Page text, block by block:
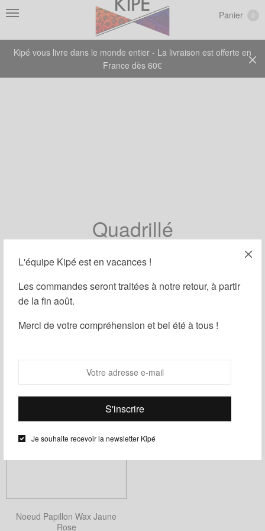
L'équipe Kipé est en vacances !
Les commandes seront traitées à notre retour, à partir
de la fin août.
Merci de votre compréhension et bel été à tous !
Je souhaite recevoir la newsletter Kipé
Kipé vous livre dans le monde entier - La livraison est offerte en
France dès 60€
Panier
Quadrillé
Filtrer
Noeud Papillon Wax Jaune
Rose